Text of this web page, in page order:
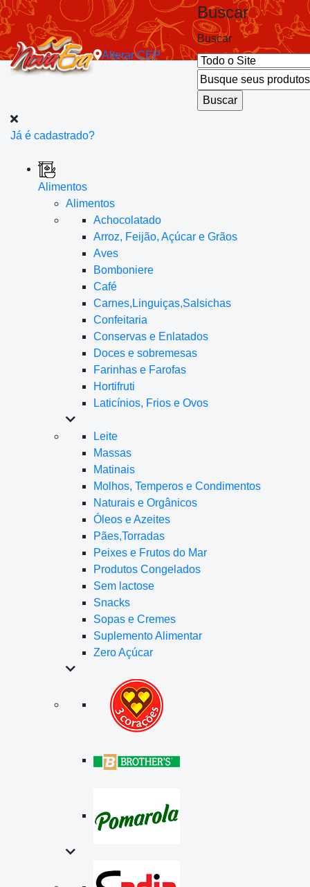
AlterarCEP
Buscar
Buscar
Já é cadastrado?
Alimentos
Alimentos
Achocolatado
Arroz, Feijão, Açúcar e Grãos
Aves
Bomboniere
Café
Carnes,Linguiças,Salsichas
Confeitaria
Conservas e Enlatados
Doces e sobremesas
Farinhas e Farofas
Hortifruti
Laticínios, Frios e Ovos
Leite
Massas
Matinais
Molhos, Temperos e Condimentos
Naturais e Orgânicos
Óleos e Azeites
Pães,Torradas
Peixes e Frutos do Mar
Produtos Congelados
Sem lactose
Snacks
Sopas e Cremes
Suplemento Alimentar
Zero Açúcar